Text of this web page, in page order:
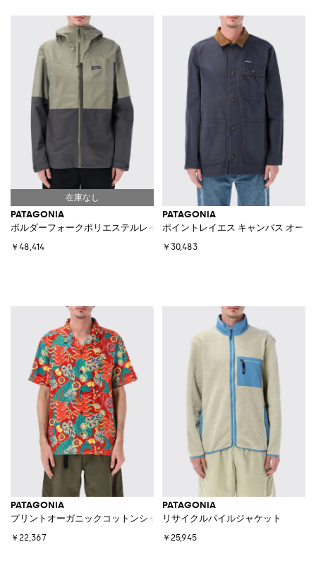
PATAGONIA
ボルダーフォークポリエステルレインジャケット
￥48,414
PATAGONIA
ポイントレイエス キャンバス オー
￥30,483
PATAGONIA
プリントオーガニックコットンシャツ
￥22,367
PATAGONIA
リサイクルパイルジャケット
￥25,945